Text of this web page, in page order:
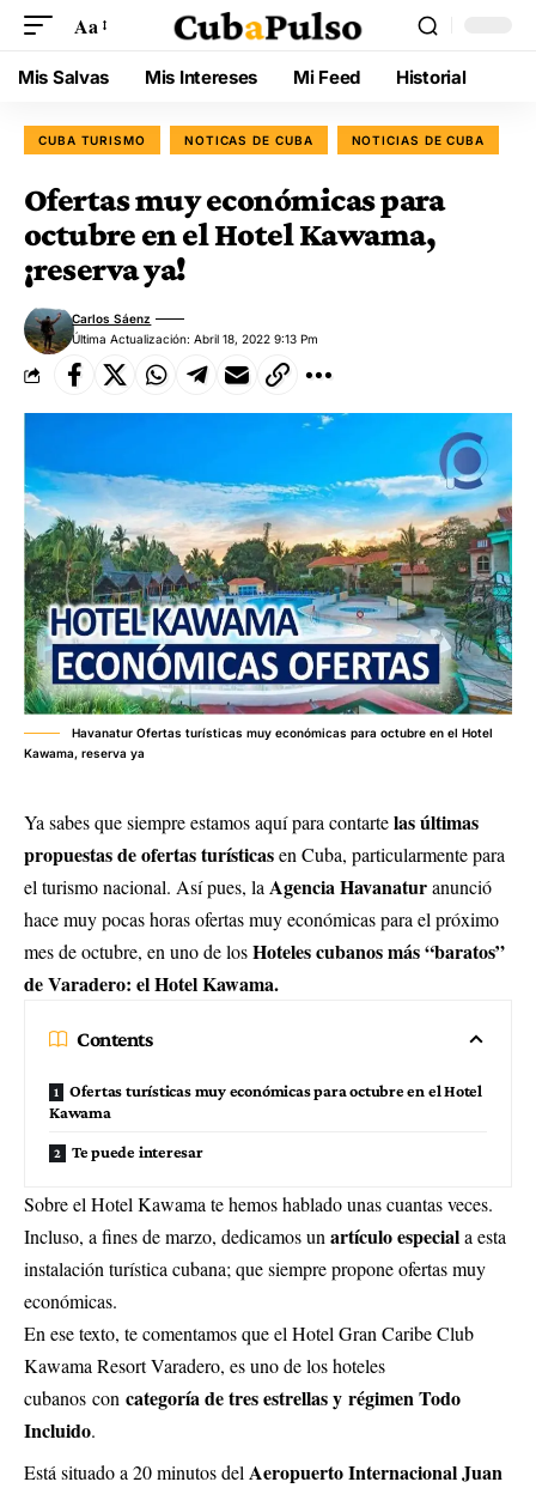
Aa
Mis Salvas Mis Intereses Mi Feed Historial
CUBA TURISMO NOTICAS DE CUBA NOTICIAS DE CUBA
Ofertas muy económicas para
octubre en el Hotel Kawama,
¡reserva ya!
Última Actualización: Abril 18, 2022 9:13 Pm
Carlos Sáenz
Havanatur Ofertas turísticas muy económicas para octubre en el Hotel
Kawama, reserva ya
Ya sabes que siempre estamos aquí para contartelas últimas
propuestas de ofertas turísticasen Cuba, particularmente para
el turismo nacional. Así pues, laAgencia Havanaturanunció
hace muy pocas horas ofertas muy económicas para el próximo
mes de octubre, en uno de losHoteles cubanos más “baratos”
de Varadero: el Hotel Kawama.
Contents
Ofertas turísticas muy económicas para octubre en el Hotel
Kawama
Te puede interesar
Sobre el Hotel Kawama te hemos hablado unas cuantas veces.
Incluso, a fines de marzo, dedicamos unartículo especiala esta
instalación turística cubana; que siempre propone ofertas muy
económicas.
En ese texto, te comentamos que el Hotel Gran Caribe Club
Kawama Resort Varadero, es uno de los hoteles
cubanos con categoría de tres estrellas y régimen Todo
Incluido.
Está situado a 20 minutos delAeropuerto Internacional Juan